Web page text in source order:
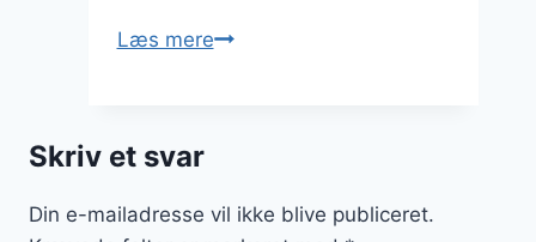
Læs mereChiagrød
Skriv et svar
Din e-mailadresse vil ikke blive publiceret.